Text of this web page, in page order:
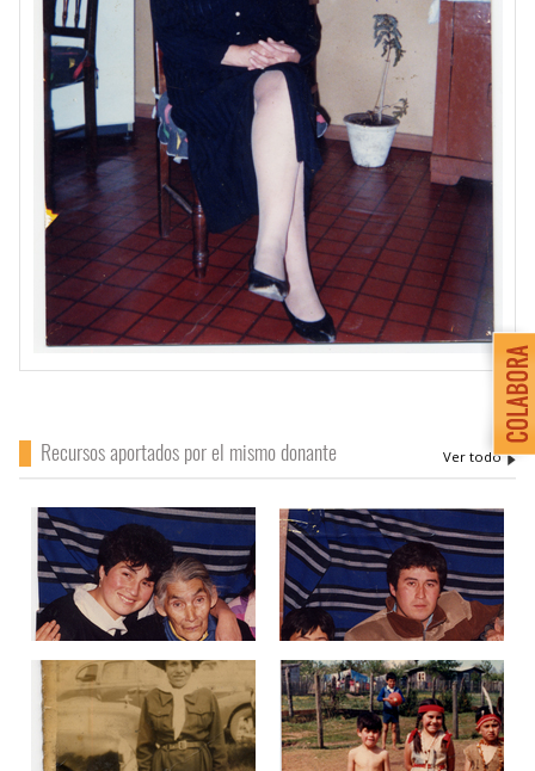
Recursos aportados por el mismo donante